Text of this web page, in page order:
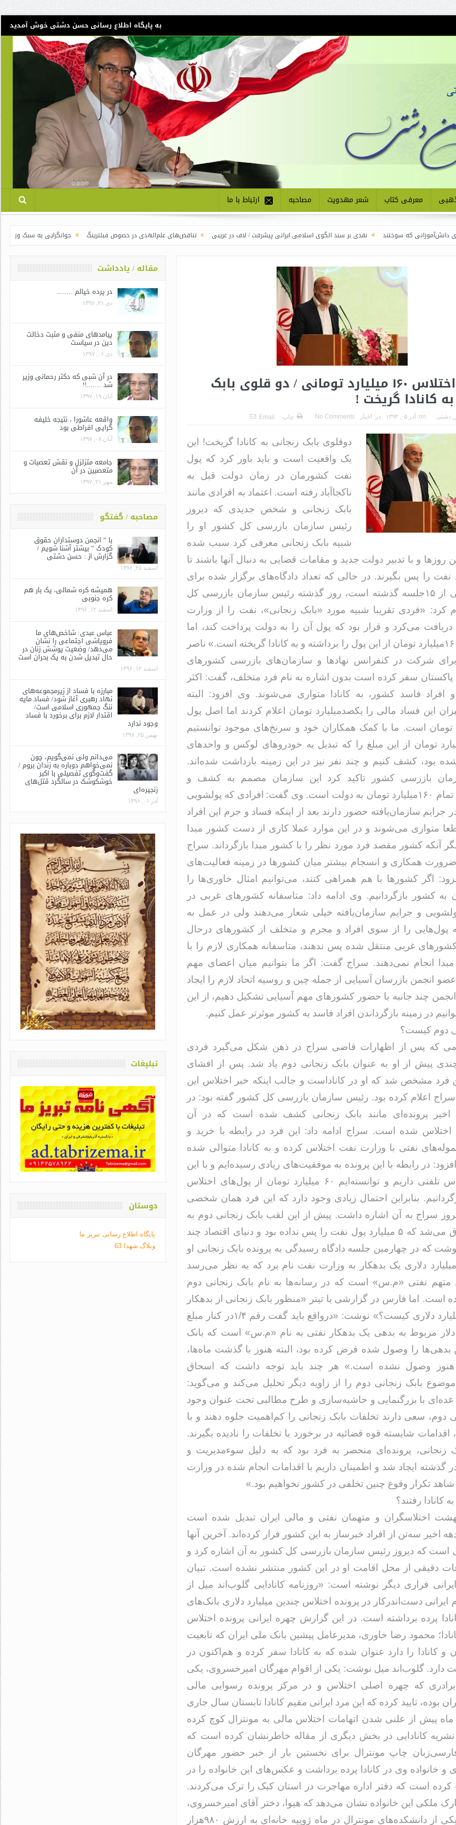
به پایگاه اطلاع رسانی حسن دشتی خوش آمدید
معرفی کتاب شعر مهدویت مصاحبه ارتباط با ما
که سوختند نقدی بر سند الگوی اسلامی ایرانی پیشرفت / لاف در غریبی تناقض‌های علم‌الهدی در خصوص فیلترینگ جوانگرایی به سبک وزرای جدید | رییس
این بار اختلاس ۱۶۰ میلیارد تومانی / دو قلوی بابک
کانادا گریخت !
دشتی on: آذر ۰۵, ۱۳۹۴ در: اخبار No Comments چاپ Email
دوقلوی بابک زنجانی به کانادا گریخت! این
یک واقعیت است و باید باور کرد که پول
نفت کشورمان در زمان دولت قبل به
ناکجاآباد رفته است. اعتماد به افرادی مانند
بابک زنجانی و شخص جدیدی که دیروز
رئیس سازمان بازرسی کل کشور او را
شبیه بابک زنجانی معرفی کرد سبب شده
روزها و با تدبیر دولت جدید و مقامات قضایی به دنبال آنها باشند تا
نفت را پس بگیرند. در حالی که تعداد دادگاه‌های برگزار شده برای
بابک زنجانی از ۱۵جلسه گذشته است، روز گذشته رئیس سازمان بازرسی کل
کرد: «فردی تقریبا شبیه مورد «بابک زنجانی»، نفت را از وزارت
دریافت می‌کرد و قرار بود که پول آن را به دولت پرداخت کند، اما
متاسفانه ۱۶۰میلیارد تومان از این پول را برداشته و به کانادا گریخته است.» ناصر
شرکت در کنفرانس نهادها و سازمان‌های بازرسی کشورهای
پاکستان سفر کرده است بدون اشاره به نام فرد متخلف، گفت: اکثر
افراد فاسد کشور، به کانادا متواری می‌شوند. وی افزود: البته
این فساد مالی را یکصدمیلیارد تومان اعلام کردند اما اصل پول
تومان است. ما با کمک همکاران خود و سرنخ‌های موجود توانستیم
۶۰میلیارد تومان از این مبلغ را که تبدیل به خودروهای لوکس و واحدهای
بود، کشف کنیم و چند نفر نیز در این زمینه بازداشت شده‌اند.
بازرسی کشور تاکید کرد این سازمان مصمم به کشف و
بازگرداندن تمام ۱۶۰میلیارد تومان به دولت است. وی گفت: افرادی که پولشویی
جرایم سازمان‌یافته حضور دارند بعد از اینکه فساد و جرم این افراد
متواری می‌شوند و در این موارد عملا کاری از دست کشور مبدا
آنکه کشور مقصد فرد مورد نظر را با کشور مبدا بازگرداند. سراج
ضرورت همکاری و انسجام بیشتر میان کشورها در زمینه فعالیت‌های
اگر کشورها با هم همراهی کنند، می‌توانیم امثال خاوری‌ها را
به کشور بازگردانیم. وی ادامه داد: متاسفانه کشورهای غربی در
و جرایم سازمان‌یافته خیلی شعار می‌دهند ولی در عمل به
پول‌هایی را از سوی افراد و مجرم و متخلف از کشورهای درحال
غربی منتقل شده پس ندهند، متاسفانه همکاری لازم را با
انجام نمی‌دهند. سراج گفت: اگر ما بتوانیم میان اعضای مهم
انجمن بازرسان آسیایی از جمله چین و روسیه اتحاد لازم را ایجاد
چند جانبه با حضور کشورهای مهم آسیایی تشکیل دهیم، از این
در زمینه بازگرداندن افراد فاسد به کشور موثرتر عمل کنیم.
دوم کیست؟
که پس از اظهارات قاضی سراج در ذهن شکل می‌گیرد فردی
پیش از او به عنوان بابک زنجانی دوم یاد شد. پس از افشای
فرد مشخص شد که او در کاناداست و جالب اینکه خبر اختلاس این
اعلام کرده بود. رئیس سازمان بازرسی کل کشور گفته بود: در
اخیر پرونده‌ای مانند بابک زنجانی کشف شده است که در آن
اختلاس شده است. سراج ادامه داد: این فرد در رابطه با خرید و
نفتی با وزارت نفت اختلاس کرده و به کانادا متوالی شده
در رابطه با این پرونده به موفقیت‌های زیادی رسیده‌ایم و با این
شخص تماس تلفنی داریم و توانسته‌ایم ۶۰ میلیارد تومان از پول‌های اختلاس
بنابراین احتمال زیادی وجود دارد که این فرد همان شخصی
سراج به آن اشاره داشت. پیش از این لقب بابک زنجانی دوم به
کسی اطلاق می‌شد که ۵ میلیارد پول نفت را پس نداده بود و دنیای اقتصاد چند
که در چهارمین جلسه دادگاه رسیدگی به پرونده بابک زنجانی او
از بدهی ۵میلیارد دلاری یک بدهکار به وزارت نفت نام برد که به نظر می‌رسد
متهم نفتی «م.س» است که در رسانه‌ها به نام بابک زنجانی دوم
است. اما فارس در گزارشی با تیتر «منظور بابک زنجانی از بدهکار
بانکی ۵ میلیارد دلاری کیست؟» نوشت: «درواقع باید گفت رقم ۱/۴در کنار مبلغ
دلار مربوط به بدهی یک بدهکار نفتی به نام «م.س» است که بانک
بدهی‌ها را وصول شده فرض کرده بود، البته هنوز با گذشت ماه‌ها،
هنوز وصول نشده است.» هر چند باید توجه داشت که اسحاق
بابک زنجانی دوم را از زاویه دیگر تحلیل می‌کند و می‌گوید:
عده‌ای با بزرگنمایی و حاشیه‌سازی و طرح مطالبی تحت عنوان وجود
دوم، سعی دارند تخلفات بابک زنجانی را کم‌اهمیت جلوه دهند و با
اقدامات شایسته قوه قضائیه در برخورد با تخلفات را نادیده بگیرند.
زنجانی، پرونده‌ای منحصر به فرد بود که به دلیل سوءمدیریت و
گذشته ایجاد شد و اطمینان داریم با اقدامات انجام شده در وزارت
تکرار وقوع چنین تخلفی در کشور نخواهیم بود.»
کانادا رفتند؟
بهشت اختلاسگران و متهمان نفتی و مالی ایران تبدیل شده است
اخیر سه‌تن از افراد خبرساز به این کشور فرار کرده‌اند. آخرین آنها
است که دیروز رئیس سازمان بازرسی کل کشور به آن اشاره کرد و
دقیقی از محل اقامت او در این کشور منتشر نشده است. تبیان
فراری دیگر نوشته است: «روزنامه کانادایی گلوب‌اند میل از
دست‌اندرکار در پرونده اختلاس چندین میلیارد دلاری بانک‌های
پرده برداشته است. در این گزارش چهره ایرانی پرونده اختلاس
محمود رضا خاوری، مدیرعامل پیشین بانک ملی ایران که تابعیت
و کانادا را دارد عنوان شده که به کانادا سفر کرده و هم‌اکنون در
دارد. گلوب‌اند میل نوشت: یکی از اقوام مهرگان امیرخسروی، یکی
برادری که چهره اصلی اختلاس و در مرکز پرونده رسوایی مالی
بوده، تایید کرده که این مرد ایرانی مقیم کانادا تابستان سال جاری
ماه پیش از علنی شدن اتهامات اختلاس مالی به مونترال کوچ کرده
کانادایی در بخش دیگری از مقاله خاطرنشان کرده است که
فارسی‌زبان چاپ مونترال برای نخستین بار از خبر حضور مهرگان
و خانواده وی در کانادا پرده برداشت و عکس‌های این خانواده را در
است که دفتر اداره مهاجرت در استان کبک را ترک می‌کردند.
ملکی این خانواده نشان می‌دهد که هیوا، دختر آقای امیرخسروی،
دانشجوی یکی از دانشکده‌های مونترال در ماه ژوییه خانه‌ای به ارزش ۹۸۰هزار
مقاله / یادداشت
در پرده خیالم ……..
دی ۲۱, ۱۳۹۷
پیامدهای منفی و مثبت دخالت
دین در سیاست
دی ۰۶, ۱۳۹۷
در آن شبی که دکتر رحمانی وزیر
شد …….!!
آبان ۱۹, ۱۳۹۷
واقعه عاشورا ، نتیجه خلیفه
گرایی افراطی بود
آبان ۰۸, ۱۳۹۷
جامعه متزلزل و نقش تعصبات و
متعصبین در آن
مهر ۲۱, ۱۳۹۷
مصاحبه / گفتگو
با ” انجمن دوستداران حقوق
کودک ” بیشتر آشنا شویم /
گزارش از : حسن دشتی
اسفند ۲۵, ۱۳۹۶
همیشه کره شمالی، یک بار هم
کره جنوبی
اسفند ۱۲, ۱۳۹۶
عباس عبدی: شاخص‌های ما
فروپاشی اجتماعی را نشان
می‌دهد/ وضعیت پوشش زنان در
حال تبدیل شدن به یک بحران است
اسفند ۱۲, ۱۳۹۶
مبارزه با فساد از زیرمجموعه‌های
نهاد رهبری آغاز شود/ فساد مایه
ننگ جمهوری اسلامی است/
اقتدار لازم برای برخورد با فساد
وجود ندارد
بهمن ۲۵, ۱۳۹۶
می‌دانم ولی نمی‌گویم، چون
نمی‌خواهم دوباره به زندان بروم /
گفت‌وگوی تفصیلی با اکبر
خوشکوشک در سالگرد قتل‌های
زنجیره‌ای
آذر ۰۱, ۱۳۹۶
تبلیغات
دوستان
پایگاه اطلاع رسانی تبریز ما
وبلاگ شهدا 63
به یاد او که دغدغه سلامت قلم
داشت / طاهره سادات حمیدی
خداحافظ رزمنده / دلنوشته ای از
حسن دشتی
و صمیمیت به
دفاع مقدس /
حسن دشتی